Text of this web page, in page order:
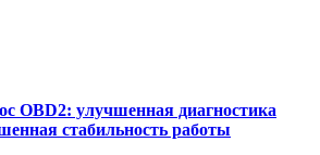
OBD2: улучшенная диагностика
стабильность работы